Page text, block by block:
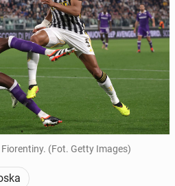
(Fot. Getty Images)